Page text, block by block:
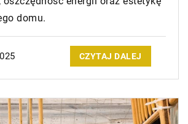
domu.
CZYTAJ DALEJ